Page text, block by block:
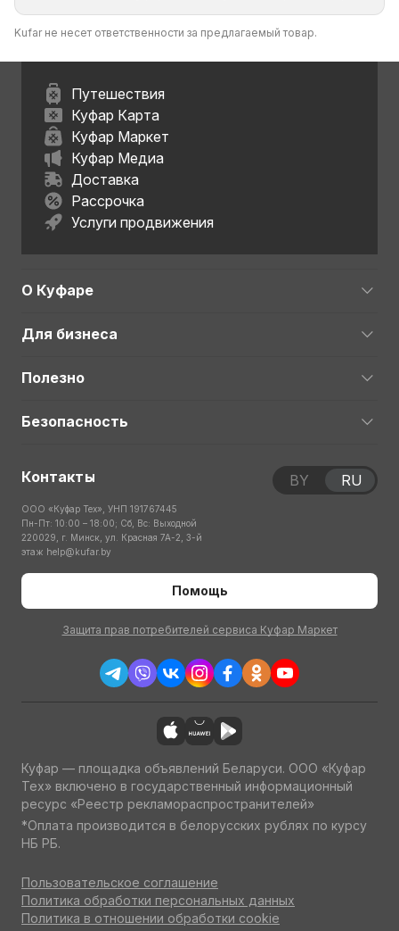
Kufar не несет ответственности за предлагаемый товар.
Путешествия
Куфар Карта
Куфар Маркет
Куфар Медиа
Доставка
Рассрочка
Услуги продвижения
О Куфаре
Для бизнеса
Полезно
Безопасность
Контакты
ООО «Куфар Тех», УНП 191767445
Пн-Пт: 10:00 – 18:00; Сб, Вс: Выходной
220029, г. Минск, ул. Красная 7А-2, 3-й
этаж help@kufar.by
Помощь
Защита прав потребителей сервиса Куфар Маркет
BY RU
Куфар — площадка объявлений Беларуси. ООО «Куфар
Тех» включено в государственный информационный
ресурс «Реестр рекламораспространителей»
*Оплата производится в белорусских рублях по курсу
НБ РБ.
Пользовательское соглашение
Политика обработки персональных данных
Политика в отношении обработки cookie